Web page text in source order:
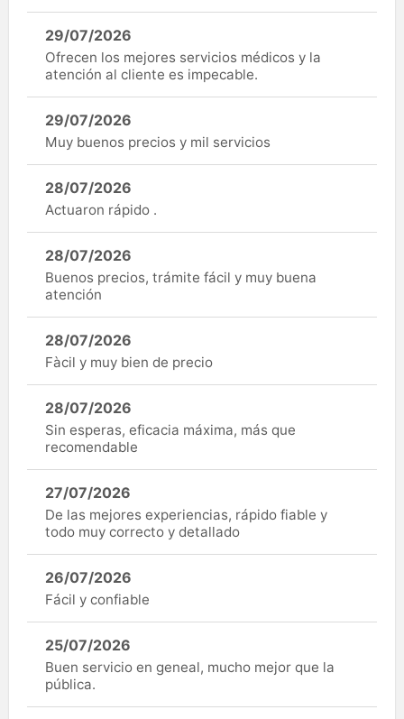
29/07/2026
Ofrecen los mejores servicios médicos y la
atención al cliente es impecable.
29/07/2026
Muy buenos precios y mil servicios
28/07/2026
Actuaron rápido .
28/07/2026
Buenos precios, trámite fácil y muy buena
atención
28/07/2026
Fàcil y muy bien de precio
28/07/2026
Sin esperas, eficacia máxima, más que
recomendable
27/07/2026
De las mejores experiencias, rápido fiable y
todo muy correcto y detallado
26/07/2026
Fácil y confiable
25/07/2026
Buen servicio en geneal, mucho mejor que la
pública.